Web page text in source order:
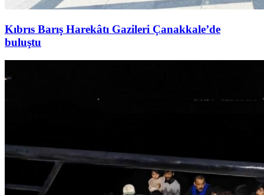
Kıbrıs Barış Harekâtı Gazileri Çanakkale’de
buluştu